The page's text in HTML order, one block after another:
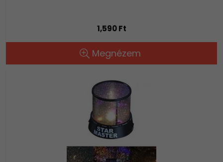
1,590 Ft
Megnézem